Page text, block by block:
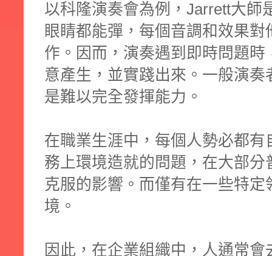
以科隆演奏會為例，Jarrett大師
眼睛都能彈，每個音調和效果
作。因而，演奏遇到即時問題
意產生，並實踐出來。一般演
是難以完全發揮能力。
在職業生涯中，每個人勢必都
務上環境造就的問題，在大部
克服的影響。而僅有在一些特
境。
因此，在企業組織中，人通常